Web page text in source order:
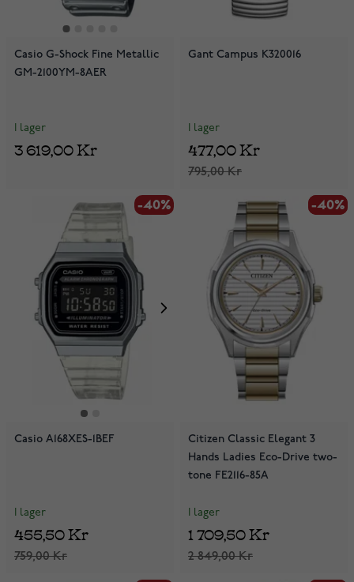
Casio G-Shock Fine Metallic
GM-2100YM-8AER
I lager
3 619,00 Kr
Gant Campus K320016
I lager
795,00 Kr
477,00 Kr
-40%
Casio A168XES-1BEF
I lager
759,00 Kr
455,50 Kr
-40%
-40%
Citizen Classic Elegant 3
Hands Ladies Eco-Drive two-
tone FE2116-85A
I lager
2 849,00 Kr
1 709,50 Kr